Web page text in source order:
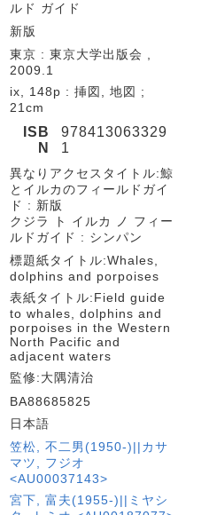
ルド ガイド
新版
東京 : 東京大学出版会 ,
2009.1
ix, 148p : 挿図, 地図 ;
21cm
ISB
N
978413063329
1
異なりアクセスタイトル:鯨
とイルカのフィールドガイ
ド : 新版
クジラ ト イルカ ノ フィー
ルドガイド : シンパン
標題紙タイトル:Whales,
dolphins and porpoises
表紙タイトル:Field guide
to whales, dolphins and
porpoises in the Western
North Pacific and
adjacent waters
監修:大隅清治
BA88685825
日本語
笠松, 不二男(1950-)||カサ
マツ, フジオ
<AU00037143>
宮下, 富夫(1955-)||ミヤシ